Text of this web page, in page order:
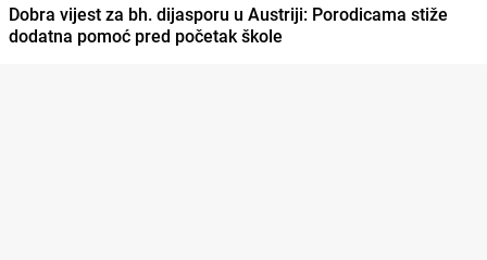
Dobra vijest za bh. dijasporu u Austriji: Porodicama stiže
dodatna pomoć pred početak škole